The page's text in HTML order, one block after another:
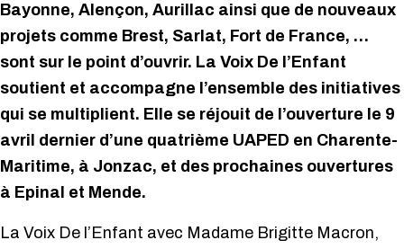
Bayonne, Alençon, Aurillac ainsi que de nouveaux
projets comme Brest, Sarlat, Fort de France, …
sont sur le point d’ouvrir. La Voix De l’Enfant
soutient et accompagne l’ensemble des initiatives
qui se multiplient. Elle se réjouit de l’ouverture le 9
avril dernier d’une quatrième UAPED en Charente-
Maritime, à Jonzac, et des prochaines ouvertures
à Epinal et Mende.
La Voix De l’Enfant avec Madame Brigitte Macron,